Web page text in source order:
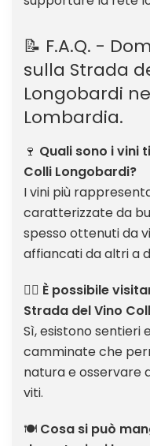
📝 F.A.Q. -
sulla Strada
Longobardi
Lombardia.
🍷 Quali sono i vini
Colli Longobardi?
I vini più
caratterizzate da
spesso ottenuti da
affiancati da altri a
🚶‍♂️ È possibile
Strada del Vino
Sì, esistono sentieri
camminate che
natura e osservare
viti.
🍽️ Cosa si può